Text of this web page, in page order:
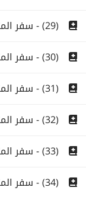
(29) - سفر المزامير الاصحاح التاسع والعشرون
(30) - سفر المزامير الاصحاح الثلاثون
(31) - سفر المزامير الاصحاح الحادى والثلاثون
(32) - سفر المزامير الاصحاح الثانى والثلاثون
(33) - سفر المزامير الاصحاح الثالث والثلاثون
(34) - سفر المزامير الاصحاح الرابع والثلاثون